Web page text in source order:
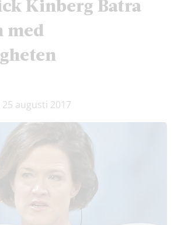
Kinberg Batra
med
augusti 2017